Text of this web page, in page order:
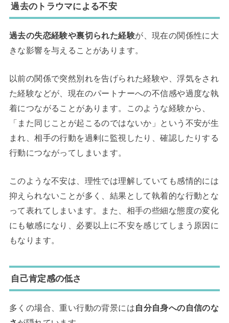
過去のトラウマによる不安
過去の失恋経験や裏切られた経験が、現在の関係性に大
きな影響を与えることがあります。
以前の関係で突然別れを告げられた経験や、浮気をされ
た経験などが、現在のパートナーへの不信感や過度な執
着につながることがあります。このような経験から、
「また同じことが起こるのではないか」という不安が生
まれ、相手の行動を過剰に監視したり、確認したりする
行動につながってしまいます。
このような不安は、理性では理解していても感情的には
抑えられないことが多く、結果として執着的な行動とな
って表れてしまいます。また、相手の些細な態度の変化
にも敏感になり、必要以上に不安を感じてしまう原因に
もなります。
自己肯定感の低さ
多くの場合、重い行動の背景には自分自身への自信のな